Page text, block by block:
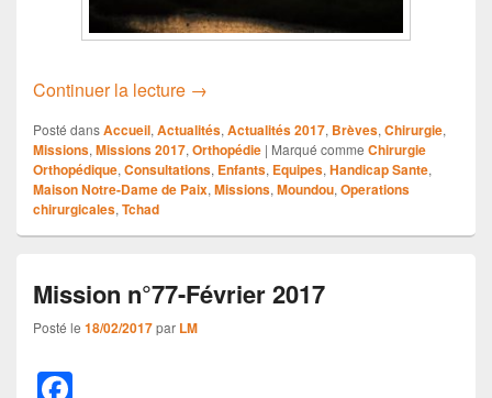
Continuer la lecture Mission n°80-Novembre 2017
→
Posté dansAccueil, Actualités, Actualités 2017, Brèves, Chirurgie,
Missions, Missions 2017, Orthopédie | Marqué comme Chirurgie
Orthopédique, Consultations, Enfants, Equipes, Handicap Sante,
Maison Notre-Dame de Paix, Missions, Moundou, Operations
chirurgicales, Tchad
Mission n°77-Février 2017
Posté le 18/02/2017par LM